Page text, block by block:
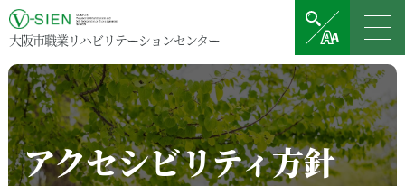
大阪市職業リハビリテーションセンター
アクセシビリティ方針